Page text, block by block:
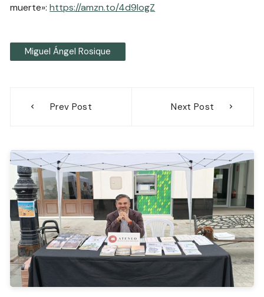
muerte»:https://amzn.to/4d9IogZ
Miguel Ángel Rosique
Prev Post Next Post